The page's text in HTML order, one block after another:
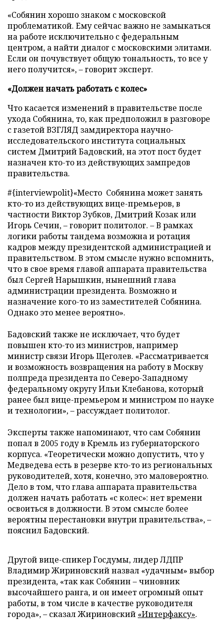
«Собянин хорошо знаком с московской
проблематикой. Ему сейчас важно не замыкаться
на работе исключительно с федеральным
центром, а найти диалог с московскими элитами.
Если он почувствует общую тональность, то все у
него получится»,–говорит эксперт.
«Должен начать работать с колес»
Что касается изменений в правительстве после
ухода Собянина, то, как предположил в разговоре
с газетой ВЗГЛЯД замдиректора научно-
исследовательского института социальных
систем Дмитрий Бадовский, на этот пост будет
назначен кто-то из действующих зампредов
правительства.
#{interviewpolit}«Место Собянина может занять
кто-то из действующих вице-премьеров, в
частности Виктор Зубков, Дмитрий Козак или
Игорь Сечин,–говорит политолог. –В рамках
логики работы тандема возможна и ротация
кадров между президентской администрацией и
правительством. В этом смысле нужно вспомнить,
что в свое время главой аппарата правительства
был Сергей Нарышкин, нынешний глава
администрации президента. Возможно и
назначение кого-то из заместителей Собянина.
Однако это менее вероятно».
Бадовский также не исключает, что будет
повышен кто-то из министров, например
министр связи Игорь Щеголев. «Рассматривается
и возможность возвращения на работу в Москву
полпреда президента по Северо-Западному
федеральному округу Ильи Клебанова, который
ранее был вице-премьером и министром по науке
и технологии»,–рассуждает политолог.
Эксперты также напоминают, что сам Собянин
попал в 2005 году в Кремль из губернаторского
корпуса. «Теоретически можно допустить, что у
Медведева есть в резерве кто-то из региональных
руководителей, хотя, конечно, это маловероятно.
Дело в том, что глава аппарата правительства
должен начать работать «с колес»: нет времени
освоиться в должности. В этом смысле более
вероятны перестановки внутри правительства»,–
пояснил Бадовский.
Другой вице-спикер Госдумы, лидер ЛДПР
Владимир Жириновский назвал «удачным» выбор
президента, «так как Собянин – чиновник
высочайшего ранга, и он имеет огромный опыт
работы, в том числе в качестве руководителя
города»,– сказал Жириновский «Интерфаксу».